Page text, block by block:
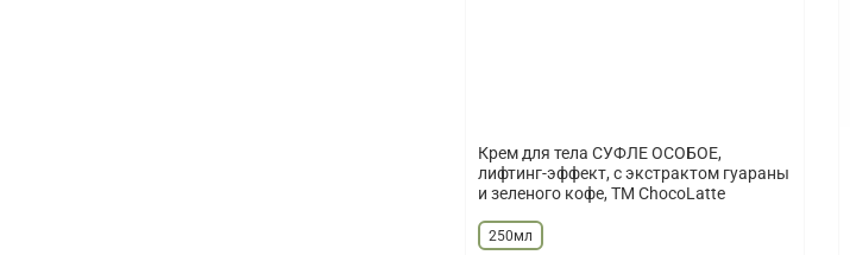
Крем для тела СУФЛЕ ОСОБОЕ,
лифтинг-эффект, с экстрактом гуараны
и зеленого кофе, TM ChocoLatte
250мл